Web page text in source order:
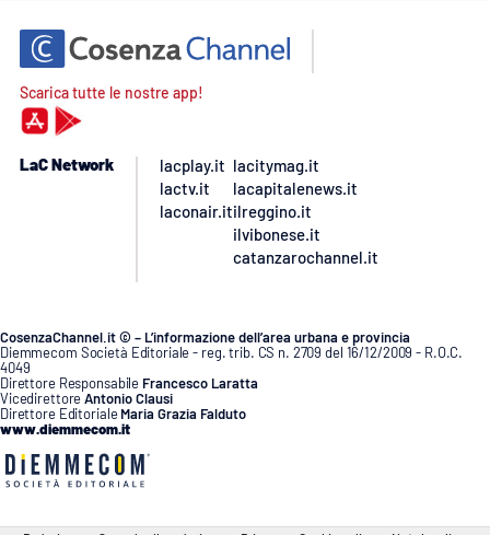
Scarica tutte le nostre app!
LaC Network
lacplay.it
lactv.it
laconair.it
lacitymag.it
lacapitalenews.it
ilreggino.it
ilvibonese.it
catanzarochannel.it
CosenzaChannel.it © – L’informazione dell’area urbana e provincia
Diemmecom Società Editoriale - reg. trib. CS n. 2709 del 16/12/2009 - R.O.C.
4049
Direttore Responsabile Francesco Laratta
VicedirettoreAntonio Clausi
Direttore Editoriale Maria Grazia Falduto
www.diemmecom.it